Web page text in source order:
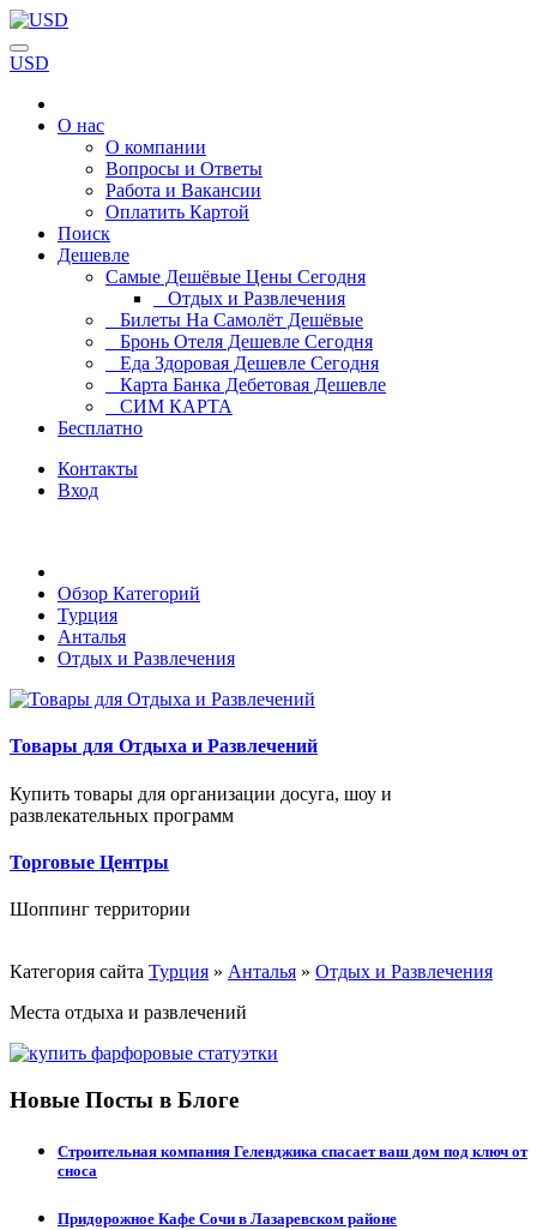
USD
О нас
О компании
Вопросы и Ответы
Работа и Вакансии
Оплатить Картой
Поиск
Дешевле
Самые Дешёвые Цены Сегодня
Отдых и Развлечения
Билеты На Самолёт Дешёвые
Бронь Отеля Дешевле Сегодня
Еда Здоровая Дешевле Сегодня
Карта Банка Дебетовая Дешевле
СИМ КАРТА
Бесплатно
Контакты
Вход
Обзор Категорий
Турция
Анталья
Отдых и Развлечения
Товары для Отдыха и Развлечений
Купить товары для организации досуга, шоу и
развлекательных программ
Торговые Центры
Шоппинг территории
Категория сайта Турция » Анталья » Отдых и Развлечения
Места отдыха и развлечений
Новые Посты в Блоге
Строительная компания Геленджика спасает ваш дом под ключ от
сноса
Придорожное Кафе Сочи в Лазаревском районе